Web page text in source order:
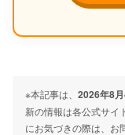
※本記事は、 2026年8
新の情報は各公式サイ
にお気づきの際は、お